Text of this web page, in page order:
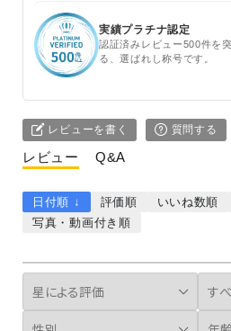
実績プラチナ認定
認証済みレビュー500件を
る、選ばれし称号です。
レビューを書く 質問する
レビュー Q&A
日付順 ↓ 評価順 いいね数順
写真・動画付き順